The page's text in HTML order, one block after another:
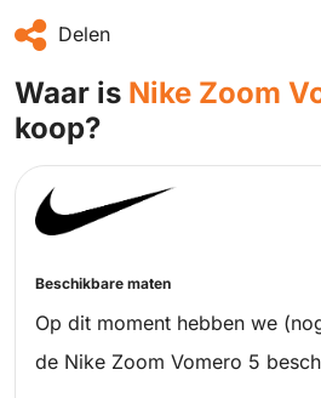
Delen
Waar is Nike Zoom
koop?
Beschikbare maten
Op dit moment hebben we
de Nike Zoom Vomero 5